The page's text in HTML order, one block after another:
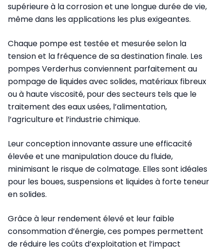
supérieure à la corrosion et une longue durée de vie,
même dans les applications les plus exigeantes.
Chaque pompe est testée et mesurée selon la
tension et la fréquence de sa destination finale. Les
pompes Verderhus conviennent parfaitement au
pompage de liquides avec solides, matériaux fibreux
ou à haute viscosité, pour des secteurs tels que le
traitement des eaux usées, l’alimentation,
l’agriculture et l’industrie chimique.
Leur conception innovante assure une efficacité
élevée et une manipulation douce du fluide,
minimisant le risque de colmatage. Elles sont idéales
pour les boues, suspensions et liquides à forte teneur
en solides.
Grâce à leur rendement élevé et leur faible
consommation d’énergie, ces pompes permettent
de réduire les coûts d’exploitation et l’impact